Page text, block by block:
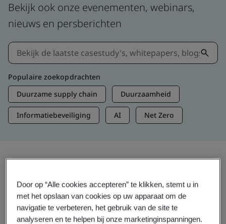
Bekijk ook onze evenementen, webinars,
nieuws en persberichten
Populaire zoekopdrachten
Duurzame supply chain
Duurzaamheid
Informatiebeveiliging AI Net Zero
Actuele inzichten
Door op “Alle cookies accepteren” te klikken, stemt u in
met het opslaan van cookies op uw apparaat om de
navigatie te verbeteren, het gebruik van de site te
analyseren en te helpen bij onze marketinginspanningen.